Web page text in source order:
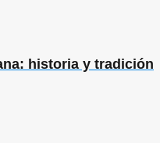
historia y tradición